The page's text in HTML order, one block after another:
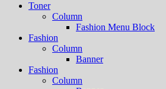
Toner
Column
Fashion Menu Block
Fashion
Column
Banner
Fashion
Column